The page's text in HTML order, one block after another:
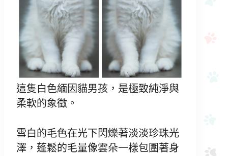
這隻白色緬因貓男孩，是極致純淨與
柔軟的象徵。
雪白的毛色在光下閃爍著淡淡珍珠光
澤，蓬鬆的毛量像雲朵一樣包圍著身